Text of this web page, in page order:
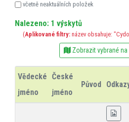
včetně neaktuálních položek
Nalezeno: 1 výskytů
(Aplikované filtry: název obsahuje:
Zobrazit vybrané na
Vědecké
jméno
České
jméno
Původ